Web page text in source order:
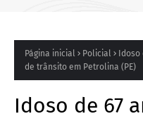
Página inicial Policial
de trânsito em Petrolina (PE)
Idoso de 67